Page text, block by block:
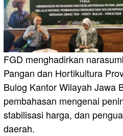
FGD menghadirkan
Pangan dan Hortikultura
Bulog Kantor Wilayah Jawa
pembahasan mengenai
stabilisasi harga, dan
daerah.